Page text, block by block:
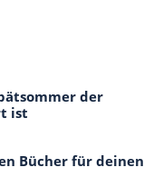
der
ist
Bücher für deinen